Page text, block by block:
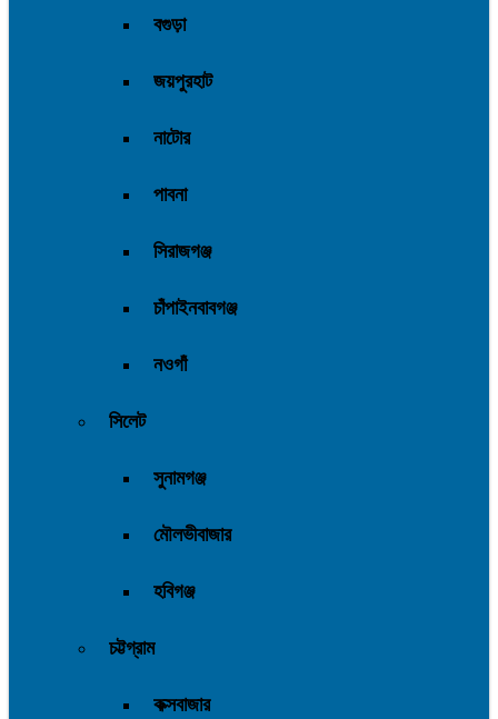
বগুড়া
জয়পুরহাট
নাটোর
পাবনা
সিরাজগঞ্জ
চাঁপাইনবাবগঞ্জ
নওগাঁ
সিলেট
সুনামগঞ্জ
মৌলভীবাজার
হবিগঞ্জ
চট্টগ্রাম
কক্সবাজার